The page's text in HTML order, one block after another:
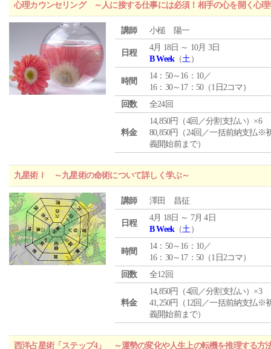
心理カウンセリング ～人に接する仕事には必須！相手の心を開く心理
講師 小槌 陽一
日程
4月 18日 ～ 10月 3日
B Week（土）
時間
14：50～16：10／
16：30～17：50（1日2コマ）
回数
全24回
料金
14,850円（4回／分割支払い）×6
80,850円（24回／一括前納支払※
義開始前まで）
九星術Ⅰ ～九星術の命術について詳しく学ぶ～
講師 澤田 昌征
日程
4月 18日 ～ 7月 4日
B Week（土）
時間
14：50～16：10／
16：30～17：50（1日2コマ）
回数
全12回
料金
14,850円（4回／分割支払い）×3
41,250円（12回／一括前納支払※
義開始前まで）
西洋占星術「ステップ4」 ～運勢の変化や人生上の転機を推理する方